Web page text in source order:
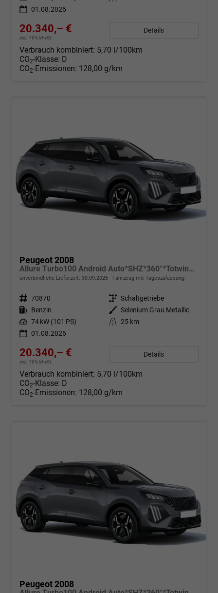
01.08.2026
20.340,– €
incl. 19% MwSt.
Details
Verbrauch kombiniert: 5,70 l/100km
CO2-Klasse: D
CO2-Emissionen: 128,00 g/km
Peugeot 2008
Allure Turbo100 Android Auto*SHZ*360°*Totwinkel*Klimaauto
unverbindliche Lieferzeit: 30.09.2026 Fahrzeug mit Tageszulassung
Fahrzeugnr. 70870 Getriebe Schaltgetriebe
Kraftstoff Benzin Außenfarbe Selenium Grau Metallic
Leistung 74 kW (101 PS) Kilometerstand 25 km
01.08.2026
20.340,– €
incl. 19% MwSt.
Details
Verbrauch kombiniert: 5,70 l/100km
CO2-Klasse: D
CO2-Emissionen: 128,00 g/km
Peugeot 2008